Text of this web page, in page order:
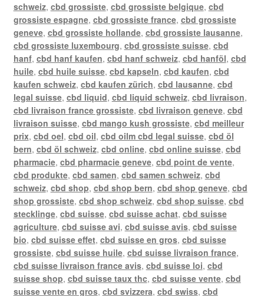
schweiz, cbd grossiste, cbd grossiste belgique, cbd
grossiste espagne, cbd grossiste france, cbd grossiste
geneve, cbd grossiste hollande, cbd grossiste lausanne,
cbd grossiste luxembourg, cbd grossiste suisse, cbd
hanf, cbd hanf kaufen, cbd hanf schweiz, cbd hanföl, cbd
huile, cbd huile suisse, cbd kapseln, cbd kaufen, cbd
kaufen schweiz, cbd kaufen zürich, cbd lausanne, cbd
legal suisse, cbd liquid, cbd liquid schweiz, cbd livraison,
cbd livraison france grossiste, cbd livraison geneve, cbd
livraison suisse, cbd mango kush grossiste, cbd meilleur
prix, cbd oel, cbd oil, cbd oilm cbd legal suisse, cbd öl
bern, cbd öl schweiz, cbd online, cbd online suisse, cbd
pharmacie, cbd pharmacie geneve, cbd point de vente,
cbd produkte, cbd samen, cbd samen schweiz, cbd
schweiz, cbd shop, cbd shop bern, cbd shop geneve, cbd
shop grossiste, cbd shop schweiz, cbd shop suisse, cbd
stecklinge, cbd suisse, cbd suisse achat, cbd suisse
agriculture, cbd suisse avi, cbd suisse avis, cbd suisse
bio, cbd suisse effet, cbd suisse en gros, cbd suisse
grossiste, cbd suisse huile, cbd suisse livraison france,
cbd suisse livraison france avis, cbd suisse loi, cbd
suisse shop, cbd suisse taux thc, cbd suisse vente, cbd
suisse vente en gros, cbd svizzera, cbd swiss, cbd